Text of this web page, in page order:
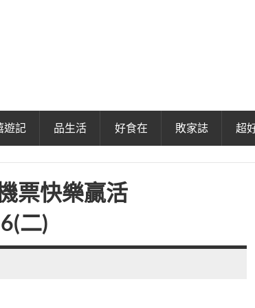
遊記 品生活 好食在 敗家誌 超
票快樂贏活
二)